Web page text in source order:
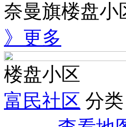
奈曼旗楼盘小
》更多
楼盘小区
富民社区 分类